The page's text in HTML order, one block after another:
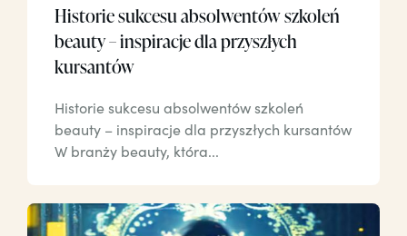
Historie sukcesu absolwentów szkoleń
beauty – inspiracje dla przyszłych
kursantów
Historie sukcesu absolwentów szkoleń
beauty – inspiracje dla przyszłych kursantów
W branży beauty, która...